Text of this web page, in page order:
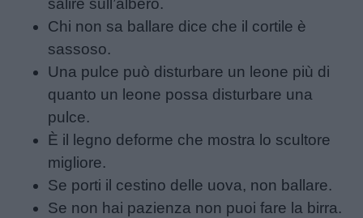
salire sull’albero.
Chi non sa ballare dice che il cortile è
sassoso.
Una pulce può disturbare un leone più di
quanto un leone possa disturbare una
pulce.
È il legno deforme che mostra lo scultore
migliore.
Se porti il ​​cestino delle uova, non ballare.
Se non hai pazienza non puoi fare la birra.